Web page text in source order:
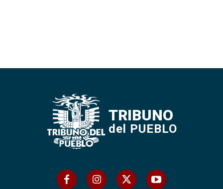
TRIBUNO
del PUEBLO